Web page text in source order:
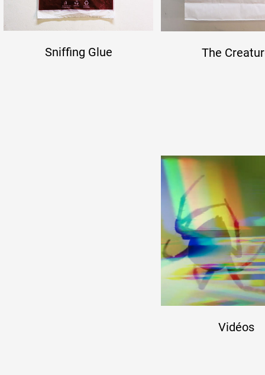
Sniffing Glue The
Vidéos